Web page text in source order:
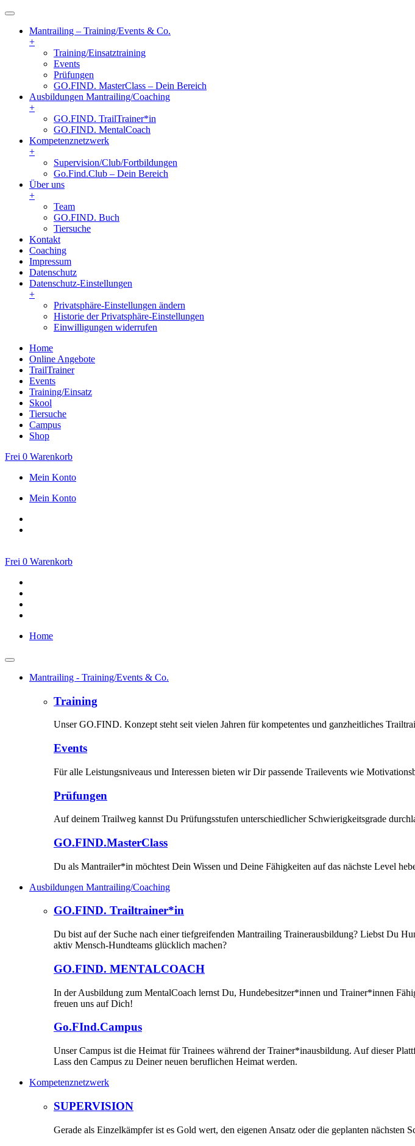
Mantrailing – Training/Events & Co.
+
Training/Einsatztraining
Events
Prüfungen
GO.FIND. MasterClass – Dein Bereich
Ausbildungen Mantrailing/Coaching
+
GO.FIND. TrailTrainer*in
GO.FIND. MentalCoach
Kompetenznetzwerk
+
Supervision/Club/Fortbildungen
Go.Find.Club – Dein Bereich
Über uns
+
Team
GO.FIND. Buch
Tiersuche
Kontakt
Coaching
Impressum
Datenschutz
Datenschutz-Einstellungen
+
Privatsphäre-Einstellungen ändern
Historie der Privatsphäre-Einstellungen
Einwilligungen widerrufen
Home
Online Angebote
TrailTrainer
Events
Training/Einsatz
Skool
Tiersuche
Campus
Shop
Frei 0 Warenkorb
Mein Konto
Mein Konto
Frei 0 Warenkorb
Home
Mantrailing - Training/Events & Co.
Training
Unser GO.FIND. Konzept steht seit vielen Jahren für kompetentes und ganzheitliches
Events
Für alle Leistungsniveaus und Interessen bieten wir Dir passende Trailevents wie
Prüfungen
Auf deinem Trailweg kannst Du Prüfungsstufen unterschiedlicher Schwierigkeitsgrade
GO.FIND.MasterClass
Du als Mantrailer*in möchtest Dein Wissen und Deine Fähigkeiten auf das nächste Level
Ausbildungen Mantrailing/Coaching
GO.FIND. Trailtrainer*in
Du bist auf der Suche nach einer tiefgreifenden Mantrailing Trainerausbildung? Liebst Du
aktiv Mensch-Hundteams glücklich machen?
GO.FIND. MENTALCOACH
In der Ausbildung zum MentalCoach lernst Du, Hundebesitzer*innen und Trainer*innen
freuen uns auf Dich!
Go.FInd.Campus
Unser Campus ist die Heimat für Trainees während der Trainer*inausbildung. Auf dieser
Lass den Campus zu Deiner neuen beruflichen Heimat werden.
Kompetenznetzwerk
SUPERVISION
Gerade als Einzelkämpfer ist es Gold wert, den eigenen Ansatz oder die geplanten nächsten